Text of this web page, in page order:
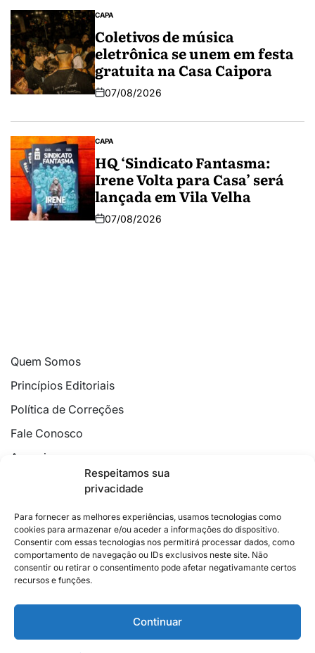
Respeitamos sua
privacidade
Para fornecer as melhores experiências, usamos tecnologias como
cookies para armazenar e/ou aceder a informações do dispositivo.
Consentir com essas tecnologias nos permitirá processar dados, como
comportamento de navegação ou IDs exclusivos neste site. Não
consentir ou retirar o consentimento pode afetar negativamante certos
recursos e funções.
Continuar
CAPA
Coletivos de música
eletrônica se unem em festa
gratuita na Casa Caipora
07/08/2026
CAPA
HQ ‘Sindicato Fantasma:
Irene Volta para Casa’ será
lançada em Vila Velha
07/08/2026
Quem Somos
Princípios Editoriais
Política de Correções
Fale Conosco
Anuncie
Política de Cookies
2026 © Feito com
no Espírito Santo.
PoderEditorialCidades
EconomiaPesquisas